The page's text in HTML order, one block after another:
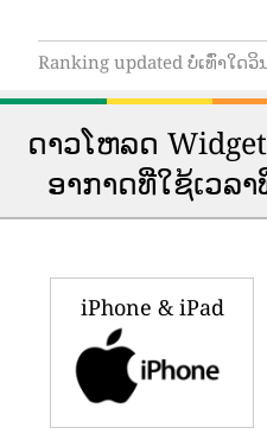
Ranking updated ບໍ່ເທົ່າໃດ
ດາວ​ໂຫລດ
ອາ​ກາດ​ທີ່​ໃຊ້​ເວ​ລ
iPhone & iPad